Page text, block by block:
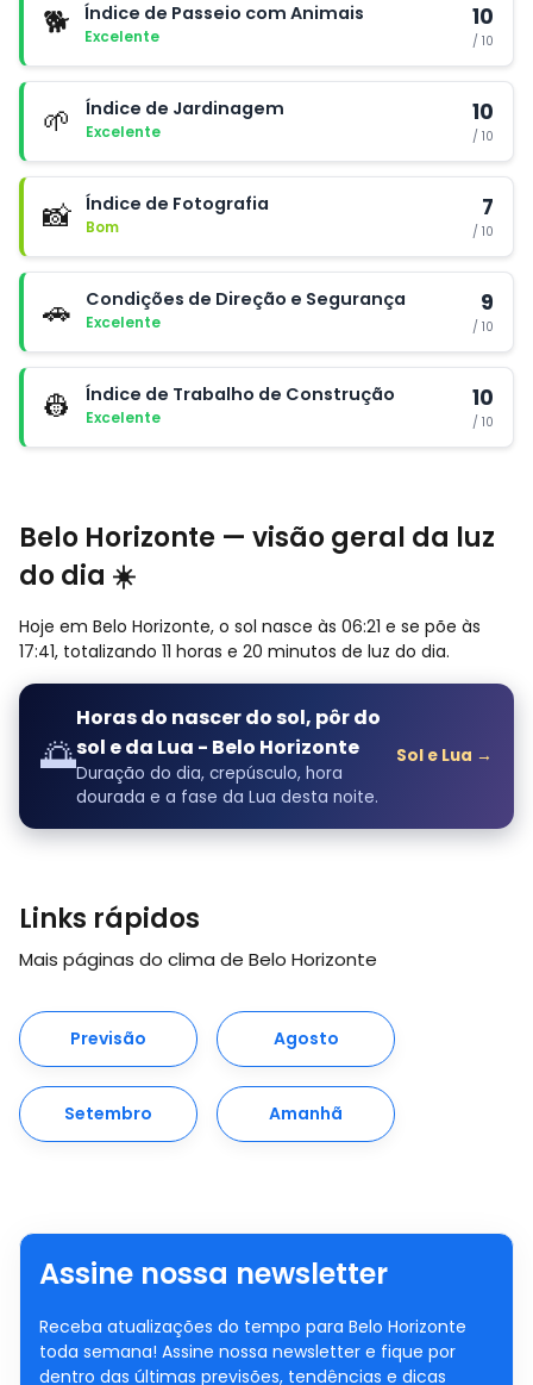
🐕 Índice de Passeio com Animais
Excelente
10
/ 10
🌱 Índice de Jardinagem
Excelente
10
/ 10
📸 Índice de Fotografia
Bom
7
/ 10
🚗 Condições de Direção e Segurança
Excelente
9
/ 10
👷 Índice de Trabalho de Construção
Excelente
10
/ 10
Belo Horizonte — visão geral da luz
do dia ☀️
Hoje em Belo Horizonte, o sol nasce às 06:21 e se põe às
17:41, totalizando 11 horas e 20 minutos de luz do dia.
🌅
Horas do nascer do sol, pôr do
sol e da Lua - Belo Horizonte
Duração do dia, crepúsculo, hora
dourada e a fase da Lua desta noite.
Sol e Lua →
Links rápidos
Mais páginas do clima de Belo Horizonte
Previsão Agosto
Setembro Amanhã
Assine nossa newsletter
Receba atualizações do tempo para Belo Horizonte
toda semana! Assine nossa newsletter e fique por
dentro das últimas previsões, tendências e dicas